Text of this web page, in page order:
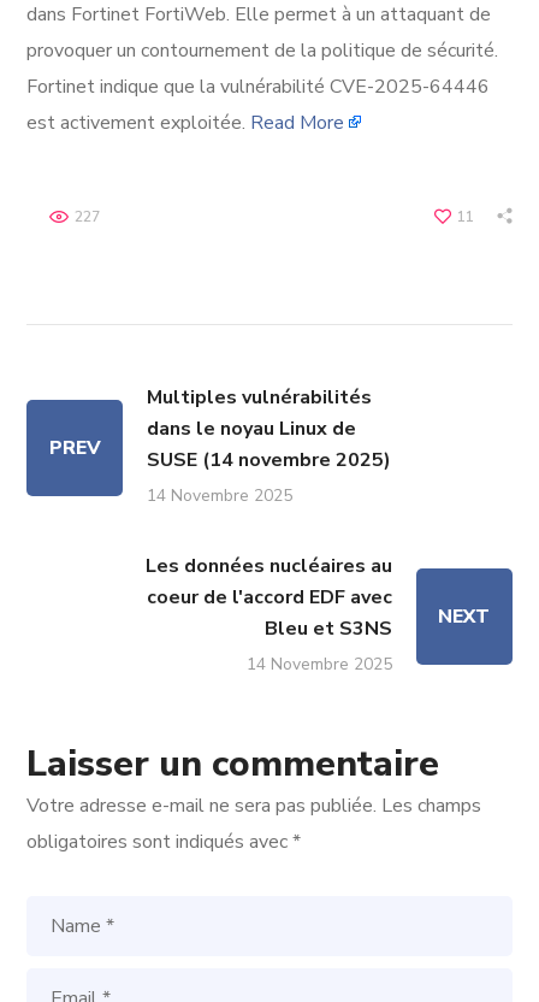
dans Fortinet FortiWeb. Elle permet à un attaquant de
provoquer un contournement de la politique de sécurité.
Fortinet indique que la vulnérabilité CVE-2025-64446
est activement exploitée. Read More
11
227
PREV
Multiples vulnérabilités
dans le noyau Linux de
SUSE (14 novembre 2025)
14 Novembre 2025
Les données nucléaires au
coeur de l'accord EDF avec
Bleu et S3NS
14 Novembre 2025
NEXT
Laisser un commentaire
Votre adresse e-mail ne sera pas publiée. Les champs
obligatoires sont indiqués avec*